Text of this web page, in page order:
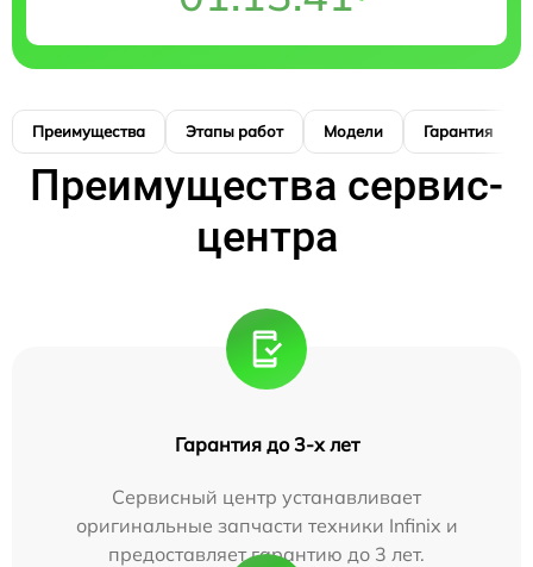
Преимущества Этапы работ Модели Гарантия
Преимущества сервис-
центра
Гарантия до 3-х лет
Сервисный центр устанавливает
оригинальные запчасти техники Infinix и
предоставляет гарантию до 3 лет.